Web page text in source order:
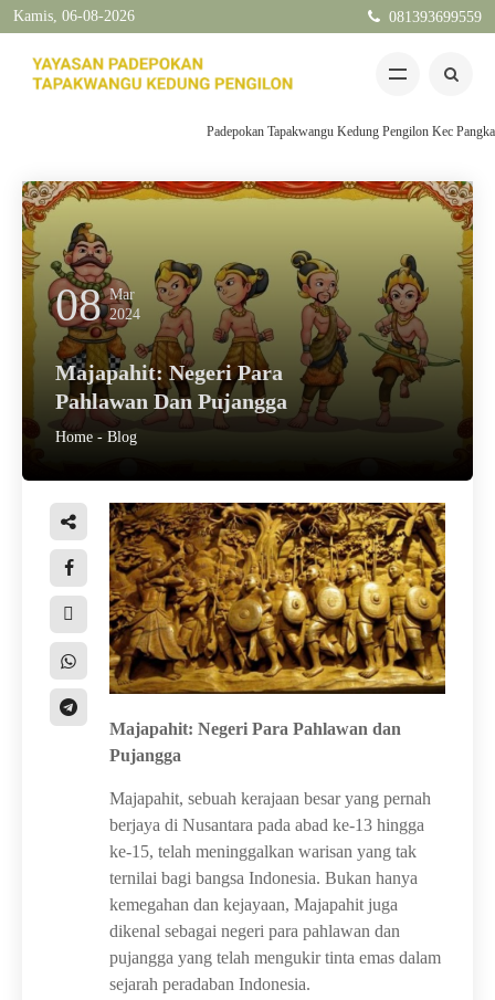
Kamis, 06-08-2026 081393699559
Padepokan Tapakwangu Kedung Pengilon Kec Pangkah
08 Mar
2024
Majapahit: Negeri Para
Pahlawan Dan Pujangga
Home - Blog
Majapahit: Negeri Para Pahlawan dan
Pujangga
Majapahit, sebuah kerajaan besar yang pernah
berjaya di Nusantara pada abad ke-13 hingga
ke-15, telah meninggalkan warisan yang tak
ternilai bagi bangsa Indonesia. Bukan hanya
kemegahan dan kejayaan, Majapahit juga
dikenal sebagai negeri para pahlawan dan
pujangga yang telah mengukir tinta emas dalam
sejarah peradaban Indonesia.